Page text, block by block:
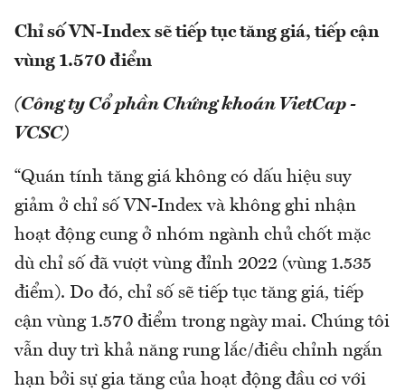
Chỉ số VN-Index sẽ tiếp tục tăng giá, tiếp cận
vùng 1.570 điểm
(Công ty Cổ phần Chứng khoán VietCap -
VCSC)
“Quán tính tăng giá không có dấu hiệu suy
giảm ở chỉ số VN-Index và không ghi nhận
hoạt động cung ở nhóm ngành chủ chốt mặc
dù chỉ số đã vượt vùng đỉnh 2022 (vùng 1.535
điểm). Do đó, chỉ số sẽ tiếp tục tăng giá, tiếp
cận vùng 1.570 điểm trong ngày mai. Chúng tôi
vẫn duy trì khả năng rung lắc/điều chỉnh ngắn
hạn bởi sự gia tăng của hoạt động đầu cơ với